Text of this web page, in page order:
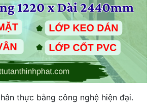
thực bằng công nghệ hiện đại.